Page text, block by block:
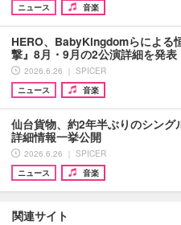
ニュース
音楽
HERO、BabyKingdomらによる
撃』8月・9月の2公演詳細を発
2026.6.26 ｜ SPICER
ニュース
音楽
仙台貨物、約2年半ぶりのシング
詳細情報一挙公開
2026.6.26 ｜ SPICER
ニュース
音楽
関連サイト